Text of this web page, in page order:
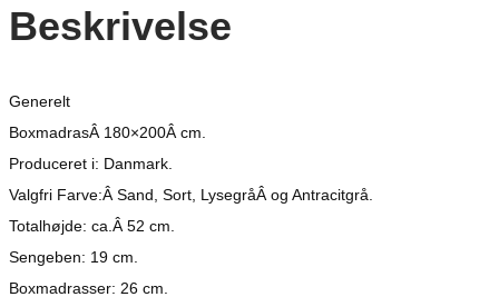
Beskrivelse
Generelt
BoxmadrasÂ 180×200Â cm.
Produceret i: Danmark.
Valgfri Farve:Â Sand, Sort, LysegråÂ og Antracitgrå.
Totalhøjde: ca.Â 52 cm.
Sengeben: 19 cm.
Boxmadrasser: 26 cm.